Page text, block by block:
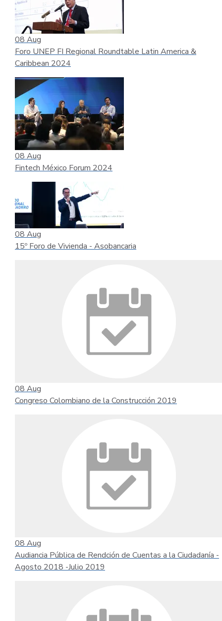
08 Aug
Foro UNEP FI Regional Roundtable Latin America &
Caribbean 2024
08 Aug
Fintech México Forum 2024
08 Aug
15º Foro de Vivienda - Asobancaria
08 Aug
Congreso Colombiano de la Construcción 2019
08 Aug
Audiancia Pública de Rendción de Cuentas a la Ciudadanía -
Agosto 2018 -Julio 2019